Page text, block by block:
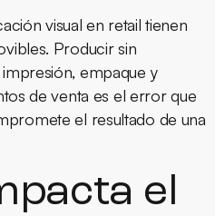
visual en retail tienen
Producir sin
empaque y
de venta es el error que
el resultado de una
el